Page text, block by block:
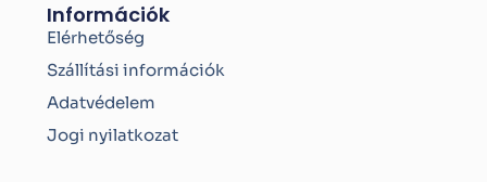
Információk
Elérhetőség
Szállítási információk
Adatvédelem
Jogi nyilatkozat